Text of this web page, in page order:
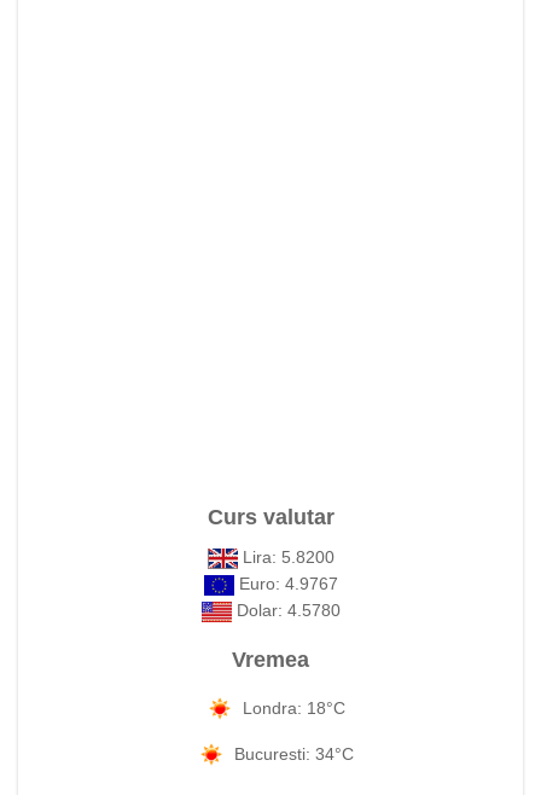
Curs valutar
Lira: 5.8200
Euro: 4.9767
Dolar: 4.5780
Vremea
Londra: 18°C
Bucuresti: 34°C